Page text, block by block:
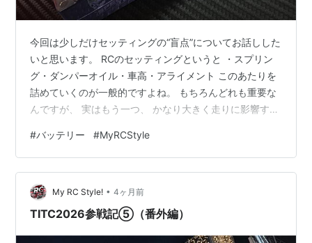
今回は少しだけセッティングの“盲点”についてお話しした
いと思います。 RCのセッティングというと ・スプリン
グ・ダンパーオイル・車高・アライメント このあたりを
詰めていくのが一般的ですよね。 もちろんどれも重要な
んですが、 実はもう一つ、 かなり大きく走りに影響する
も 「なんか今日は速い」「なんか今日は重い」 こういう
経験ないですか？ その原因の一つが実はバッテリーだっ
たりします。 ただこの話、意外とちゃんと解説されてい
ないんですよね。 TITCやスピキンでもそうですが、コー
スによって使うバッテリーを変える これをやるだけでか
#バッテリー #MyRCStyle
My RC Style! • 4ヶ月前
TITC2026参戦記⑤（番外編）